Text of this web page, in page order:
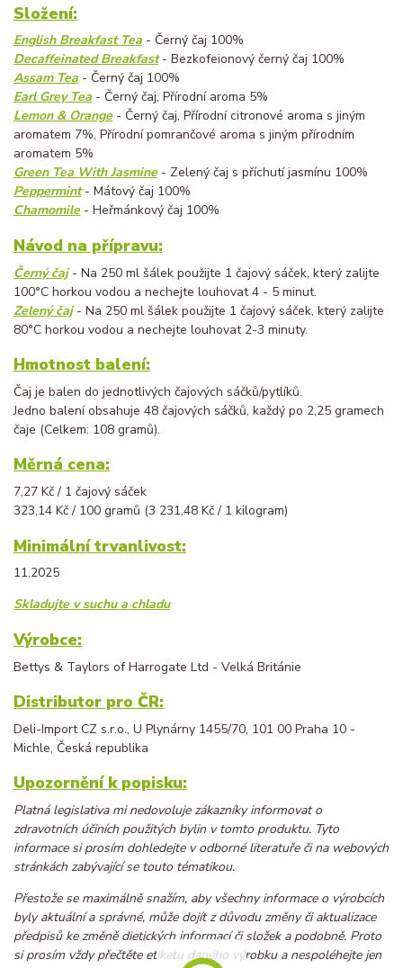
Složení:
English Breakfast Tea - Černý čaj 100%
Decaffeinated Breakfast- Bezkofeionový černý čaj 100%
Assam Tea - Černý čaj 100%
Earl Grey Tea - Černý čaj, Přírodní aroma 5%
Lemon & Orange- Černý čaj, Přírodní citronové aroma s jiným
aromatem 7%, Přírodní pomrančové aroma s jiným přírodním
aromatem 5%
Green Tea With Jasmine- Zelený čaj s příchutí jasmínu 100%
Peppermint- Mátový čaj 100%
Chamomile- Heřmánkový čaj 100%
Návod na přípravu:
Černý čaj- Na 250 ml šálek použijte 1 čajový sáček, který zalijte
100°C horkou vodou a nechejte louhovat 4 - 5 minut.
Zelený čaj- Na 250 ml šálek použijte 1 čajový sáček, který zalijte
80°C horkou vodou a nechejte louhovat 2-3 minuty.
Hmotnost balení:
Čaj je balen do jednotlivých čajových sáčků/pytlíků.
Jedno balení obsahuje 48 čajových sáčků, každý po 2,25 gramech
čaje (Celkem: 108 gramů).
Měrná cena:
7,27 Kč / 1 čajový sáček
323,14 Kč / 100 gramů (3 231,48 Kč / 1 kilogram)
Minimální trvanlivost:
11.2025
Skladujte v suchu a chladu
Výrobce:
Bettys & Taylors of Harrogate Ltd - Velká Británie
Distributor pro ČR:
Deli-Import CZ s.r.o., U Plynárny 1455/70, 101 00 Praha 10‎ -
Michle, Česká republika
Upozornění k popisku:
Platná legislativa mi nedovoluje zákazníky informovat o
zdravotních účiních použitých bylin v tomto produktu. Tyto
informace si prosím dohledejte v odborné literatuře či na webových
stránkách zabývající se touto tématikou.
Přestože se maximálně snažím, aby všechny informace o výrobcích
byly aktuální a správné, může dojít z důvodu změny či aktualizace
předpisů ke změně dietických informací či složek a podobně. Proto
si prosím vždy přečtěte etiketu daného výrobku a nespoléhejte jen